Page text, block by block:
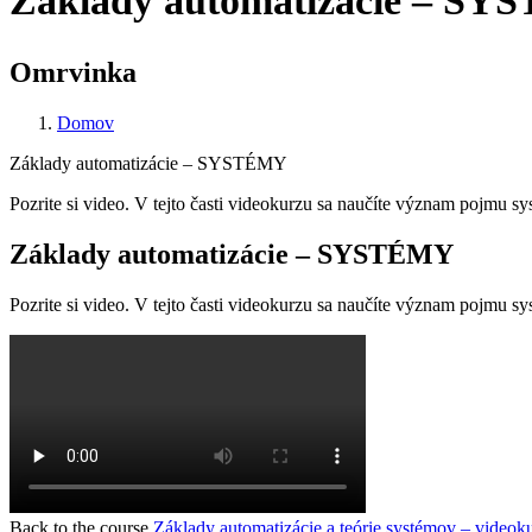
Omrvinka
Domov
Základy automatizácie – SYSTÉMY
Pozrite si video. V tejto časti videokurzu sa naučíte význam pojmu
Základy automatizácie – SYSTÉMY
Pozrite si video. V tejto časti videokurzu sa naučíte význam pojmu